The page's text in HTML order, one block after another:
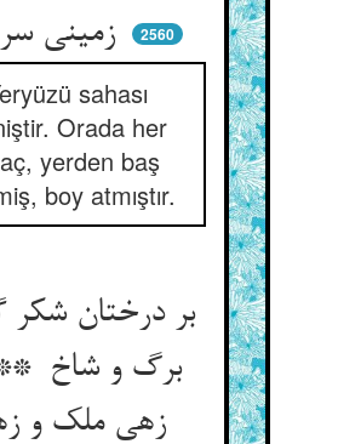
2560
sahası
Orada her
yerden baş
boy atmıştır.
بر درختان شکر
برگ و شاخ
زهی ملک و